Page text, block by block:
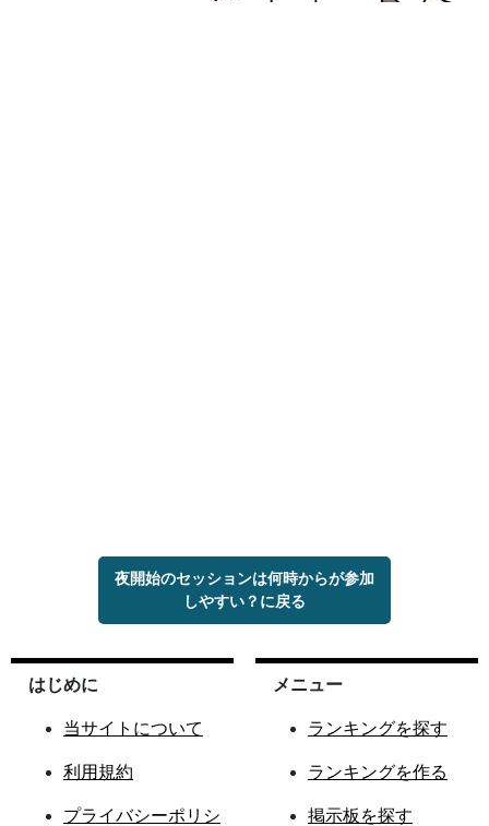
夜開始のセッションは何時からが参加
しやすい？に戻る
はじめに
当サイトについて
利用規約
プライバシーポリシ
メニュー
ランキングを探す
ランキングを作る
掲示板を探す